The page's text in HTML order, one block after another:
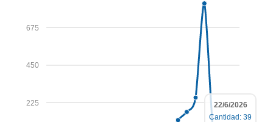
225
450
675
22/6/2026
Cantidad: 39